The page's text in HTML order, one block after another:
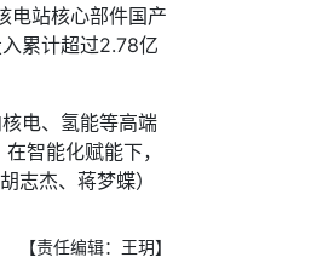
电站核心部件国产
累计超过2.78亿
电、氢能等高端
智能化赋能下，
志杰、蒋梦蝶）
【责任编辑：王玥】